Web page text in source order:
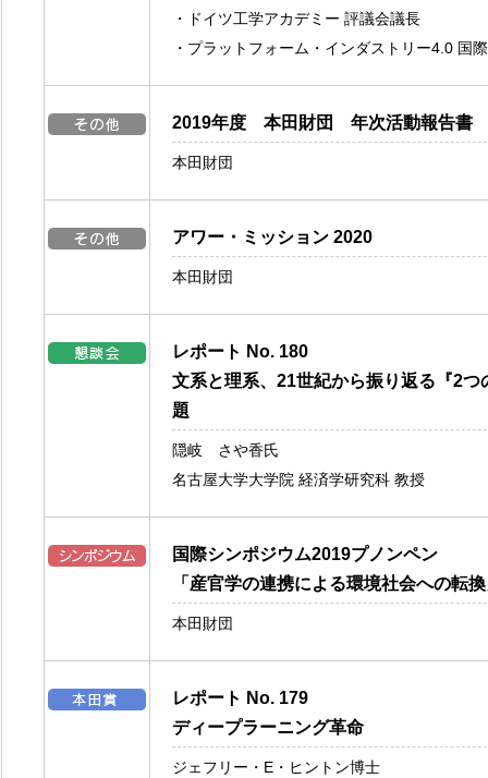
・ドイツ工学アカデミー 評議会議長
・プラットフォーム・インダストリー4.0 国
2019年度 本田財団 年次活動報告書
本田財団
アワー・ミッション 2020
本田財団
レポート No. 180
文系と理系、21世紀から振り返る『2つ
題
隠岐 さや香氏
名古屋大学大学院 経済学研究科 教授
国際シンポジウム2019プノンペン
「産官学の連携による環境社会への転
本田財団
レポート No. 179
ディープラーニング革命
ジェフリー・E・ヒントン博士